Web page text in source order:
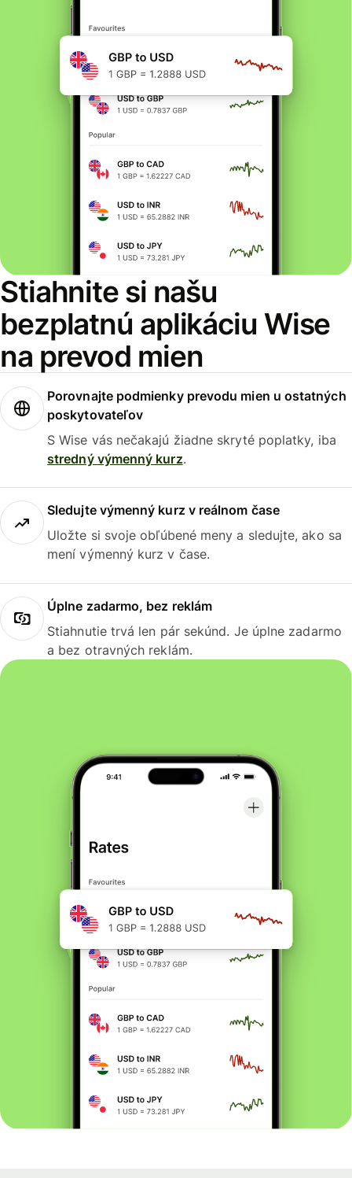
Stiahnite si našu
bezplatnú aplikáciu Wise
na prevod mien
Porovnajte podmienky prevodu mien u ostatných
poskytovateľov
S Wise vás nečakajú žiadne skryté poplatky, iba
stredný výmenný kurz.
Sledujte výmenný kurz v reálnom čase
Uložte si svoje obľúbené meny a sledujte, ako sa
mení výmenný kurz v čase.
Úplne zadarmo, bez reklám
Stiahnutie trvá len pár sekúnd. Je úplne zadarmo
a bez otravných reklám.